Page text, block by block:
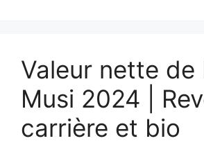
Valeur nette de
Musi 2024 |
carrière et bio